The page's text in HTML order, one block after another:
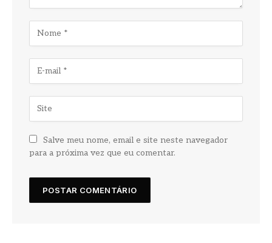
Salve meu nome, email e site neste navegador
para a próxima vez que eu comentar.